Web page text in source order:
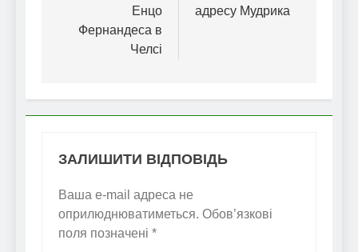
Енцо
Фернандеса в
Челсі
адресу Мудрика
ЗАЛИШИТИ ВІДПОВІДЬ
Ваша e-mail адреса не
оприлюднюватиметься. Обов’язкові
поля позначені *